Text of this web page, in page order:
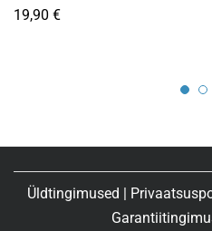
19,90 €
Üldtingimused